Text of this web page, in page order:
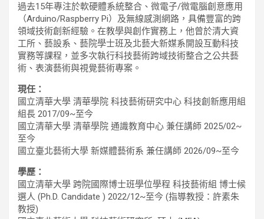
過去15年專注於軟硬體系統整合、微電子/微電腦創意應用
（Arduino/Raspberry Pi）及無線感測網路，具備豐富的跨
領域技術創新經驗。在教學與創作實務上，他曾於清大資
工所、藝設系、藝院學士班及北藝大新媒系開設互動科技
實務等課程，並多次執行科技藝術跨域技術整合之公共藝
術、表演藝術與視覺藝術專案。
現任：
國立清華大學 清華學院 科技藝術研究中心 科技創新應用組
組長 2017/09~至今
國立清華大學 清華學院 通識教育中心 兼任講師 2025/02~
至今
國立臺北藝術大學 新媒體藝術系 兼任講師 2026/09~至今
學歷：
國立清華大學 跨院國際博士班學位學程 科技藝術組 博士候
選人 (Ph.D. Candidate ) 2022/12~至今 (指導教授：許素朱
教授)